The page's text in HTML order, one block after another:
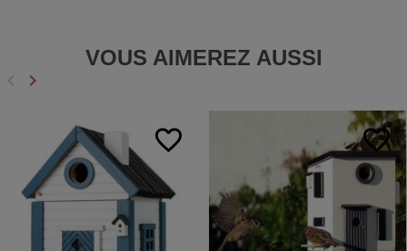
VOUS AIMEREZ AUSSI
Précédent
keyboard_arrow_left Suivant
keyboard_arrow_right
favorite_border favorite_border